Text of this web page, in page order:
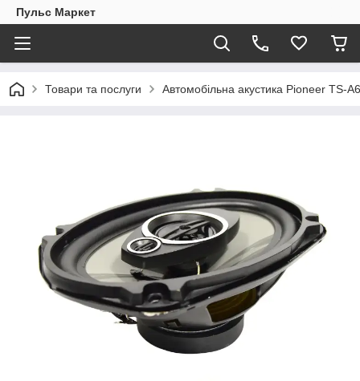
Пульс Маркет
Товари та послуги Автомобільна акустика Pioneer TS-